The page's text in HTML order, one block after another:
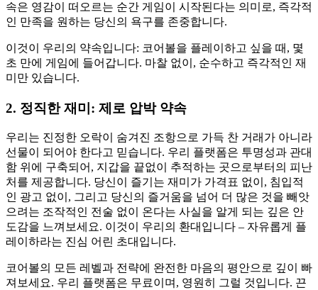
속은 영감이 떠오르는 순간 게임이 시작된다는 의미로, 즉각적
인 만족을 원하는 당신의 욕구를 존중합니다.
이것이 우리의 약속입니다: 코어볼을 플레이하고 싶을 때, 몇
초 만에 게임에 들어갑니다. 마찰 없이, 순수하고 즉각적인 재
미만 있습니다.
2. 정직한 재미: 제로 압박 약속
우리는 진정한 오락이 숨겨진 조항으로 가득 찬 거래가 아니라
선물이 되어야 한다고 믿습니다. 우리 플랫폼은 투명성과 관대
함 위에 구축되어, 지갑을 끝없이 추적하는 곳으로부터의 피난
처를 제공합니다. 당신이 즐기는 재미가 가격표 없이, 침입적
인 광고 없이, 그리고 당신의 즐거움을 넘어 더 많은 것을 빼앗
으려는 조작적인 전술 없이 온다는 사실을 알게 되는 깊은 안
도감을 느껴보세요. 이것이 우리의 환대입니다 – 자유롭게 플
레이하라는 진심 어린 초대입니다.
코어볼의 모든 레벨과 전략에 완전한 마음의 평안으로 깊이 빠
져보세요. 우리 플랫폼은 무료이며, 영원히 그럴 것입니다. 끈